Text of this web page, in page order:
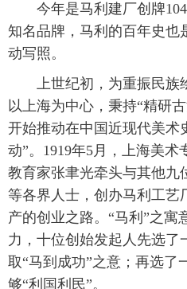
今年是马利建厂创牌104
知名品牌，马利的百年史也
动写照。
上世纪初，为重振民族
以上海为中心，秉持“精研
开始推动在中国近现代美术
动”。1919年5月，上海美
教育家张聿光牵头与其他九
等各界人士，创办马利工艺
产的创业之路。“马利”之寓
力，十位创始发起人先选了
取“马到成功”之意；再选了
够“利国利民”。